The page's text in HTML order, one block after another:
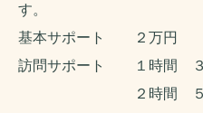
す。
基本サポート ２万円
訪問サポート １時間 ３
２時間 ５万